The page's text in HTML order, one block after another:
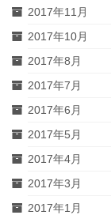
2017年11月
2017年10月
2017年8月
2017年7月
2017年6月
2017年5月
2017年4月
2017年3月
2017年1月